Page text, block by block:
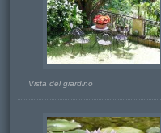
Vista del giardino